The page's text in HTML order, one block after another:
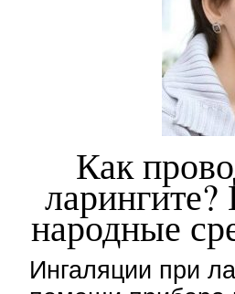
Как
народные
Ингаляции при